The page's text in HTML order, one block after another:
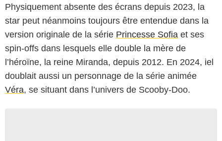
Physiquement absente des écrans depuis 2023, la
star peut néanmoins toujours être entendue dans la
version originale de la série Princesse Sofia et ses
spin-offs dans lesquels elle double la mère de
l’héroïne, la reine Miranda, depuis 2012. En 2024, iel
doublait aussi un personnage de la série animée
Véra, se situant dans l’univers de Scooby-Doo.